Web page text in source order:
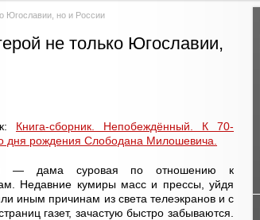
Югославии, но и России
не только Югославии,
Книга-сборник. Непобеждённый. К 70-
дня рождения Слободана Милошевича.
— дама суровая по отношению к
Недавние кумиры масс и прессы, уйдя
иным причинам из света телеэкранов и с
газет, зачастую быстро забываются.